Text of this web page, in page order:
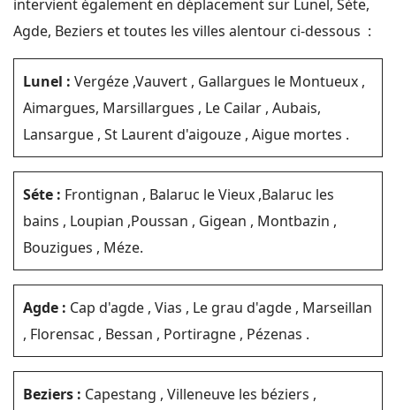
intervient également en déplacement sur Lunel, Sète,
Agde, Beziers et toutes les villes alentour ci-dessous :
Lunel : Vergéze ,Vauvert , Gallargues le Montueux ,
Aimargues, Marsillargues , Le Cailar , Aubais,
Lansargue , St Laurent d'aigouze , Aigue mortes .
Séte : Frontignan , Balaruc le Vieux ,Balaruc les
bains , Loupian ,Poussan , Gigean , Montbazin ,
Bouzigues , Méze.
Agde : Cap d'agde , Vias , Le grau d'agde , Marseillan
, Florensac , Bessan , Portiragne , Pézenas .
Beziers : Capestang , Villeneuve les béziers ,